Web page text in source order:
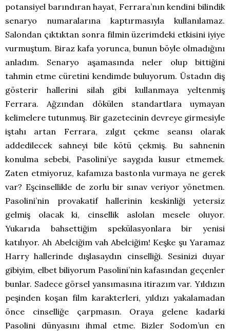
potansiyel barındıran hayat, Ferrara’nın kendini bilindik
senaryo numaralarına kaptırmasıyla kullanılamaz.
Salondan çıktıktan sonra filmin üzerimdeki etkisini iyiye
vurmuştum. Biraz kafa yorunca, bunun böyle olmadığını
anladım. Senaryo aşamasında neler olup bittiğini
tahmin etme cüretini kendimde buluyorum. Üstadın diş
gösterir hallerini silah gibi kullanmaya yeltenmiş
Ferrara. Ağzından dökülen standartlara uymayan
kelimelere tutunmuş. Bir gazetecinin devreye girmesiyle
iştahı artan Ferrara, zılgıt çekme seansı olarak
addedilecek sahneyi bile kötü çekmiş. Bu sahnenin
konulma sebebi, Pasolini’ye saygıda kusur etmemek.
Zaten etmiyoruz, kafamıza bastonla vurmaya ne gerek
var? Eşcinsellikle de zorlu bir sınav veriyor yönetmen.
Pasolini’nin provakatif hallerinin keskinliği yetersiz
gelmiş olacak ki, cinsellik aslolan mesele oluyor.
Yukarıda bahsettiğim spekülasyonlara bir yenisi
katılıyor. Ah Abelciğim vah Abelciğim! Keşke şu Yaramaz
Harry hallerinde dışlasaydın cinselliği. Sesinizi duyar
gibiyim, elbet biliyorum Pasolini’nin kafasından geçenler
bunlar. Sadece görsel yansımasına itirazım var. Yıldızın
peşinden koşan film karakterleri, yıldızı yakalamadan
önce cinselliğe çarpmasın. Oraya gelene kadarki
Pasolini dünyasını ihmal etme. Bizler Sodom’un en